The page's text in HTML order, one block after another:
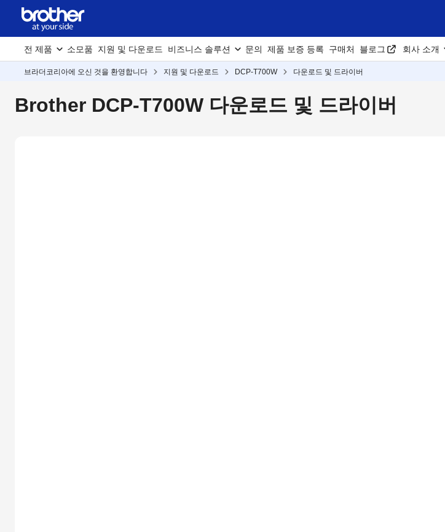
전 제품 소모품 지원 및 다운로드 비즈니스 솔루션 문의 제품 보증 등록 구매처 블로그 회사 소개
브라더코리아에 오신 것을 환영합니다 지원 및 다운로드 DCP-T700W 다운로드 및 드라이버
Brother DCP-T700W 다운로드 및 드라이버